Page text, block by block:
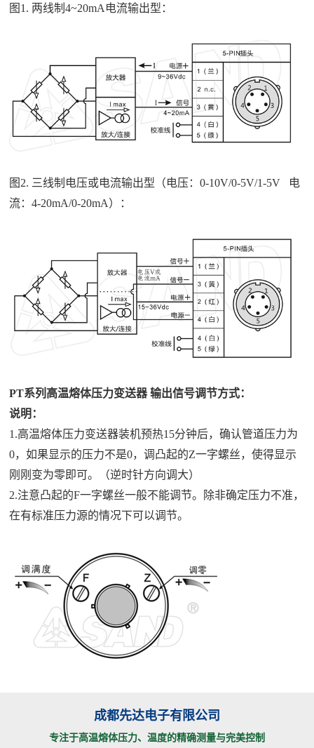
图1. 两线制4~20mA电流输出型：
图2. 三线制电压或电流输出型（电压：0-10V/0-5V/1-5V 电
流：4-20mA/0-20mA）：
PT系列高温熔体压力变送器 输出信号调节方式：
说明：
1.高温熔体压力变送器装机预热15分钟后，确认管道压力为
0，如果显示的压力不是0，调凸起的Z一字螺丝，使得显示
刚刚变为零即可。（逆时针方向调大）
2.注意凸起的F一字螺丝一般不能调节。除非确定压力不准，
在有标准压力源的情况下可以调节。
成都先达电子有限公司
专注于高温熔体压力、温度的精确测量与完美控制